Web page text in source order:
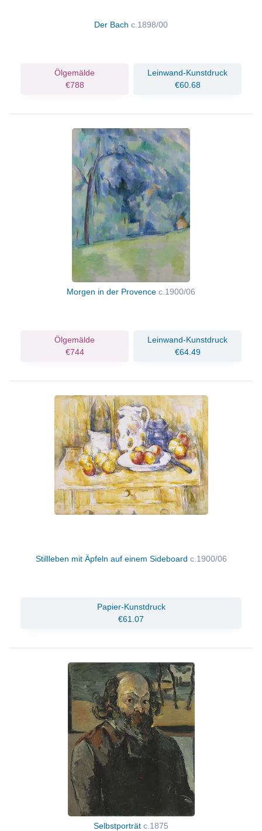
Der Bach c.1898/00
Ölgemälde
€788
Leinwand-Kunstdruck
€60.68
Morgen in der Provence c.1900/06
Ölgemälde
€744
Leinwand-Kunstdruck
€64.49
Stillleben mit Äpfeln auf einem Sideboard c.1900/06
Papier-Kunstdruck
€61.07
Selbstporträt c.1875